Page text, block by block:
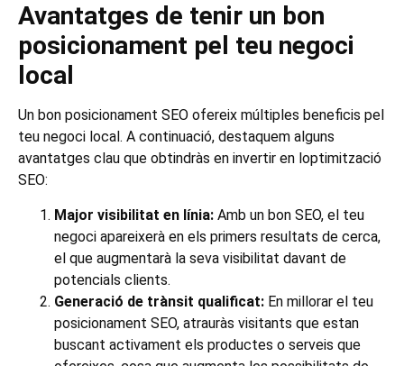
Avantatges de tenir un bon
posicionament pel teu negoci
local
Un bon posicionament SEO ofereix múltiples beneficis pel
teu negoci local. A continuació, destaquem alguns
avantatges clau que obtindràs en invertir en loptimització
SEO:
Major visibilitat en línia: Amb un bon SEO, el teu
negoci apareixerà en els primers resultats de cerca,
el que augmentarà la seva visibilitat davant de
potencials clients.
Generació de trànsit qualificat: En millorar el teu
posicionament SEO, atrauràs visitants que estan
buscant activament els productes o serveis que